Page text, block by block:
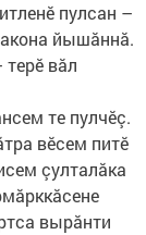
пулсан –
йышăннă.
вăл
те пулчӗç.
вӗсем питӗ
çулталăка
вырăнти